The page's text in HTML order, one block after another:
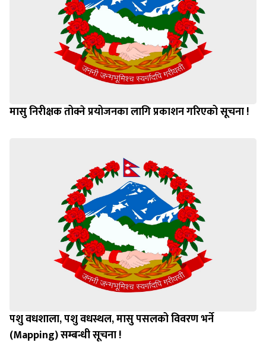
मासु निरीक्षक तोक्ने प्रयोजनका लागि प्रकाशन गरिएको सूचना !
पशु वधशाला, पशु वधस्थल, मासु पसलको विवरण भर्ने
(Mapping) सम्बन्धी सूचना !